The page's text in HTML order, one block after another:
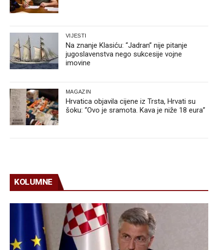
VIJESTI
Na znanje Klasiću: “Jadran” nije pitanje
jugoslavenstva nego sukcesije vojne
imovine
MAGAZIN
Hrvatica objavila cijene iz Trsta, Hrvati su
šoku: “Ovo je sramota. Kava je niže 18 eura”
KOLUMNE